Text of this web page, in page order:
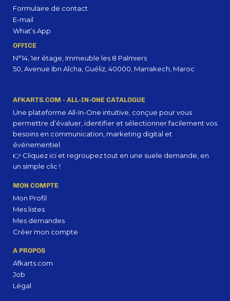
Formulaire de contact
E-mail
What’s App
OFFICE
N°14, 1er étage, Immeuble les 8 Palmiers
50, Avenue Ibn Aîcha, Guéliz, 40000, Marrakech, Maroc
AFKARTS.COM - ALL-IN-ONE CATALOGUE
Une plateforme All-In-One intuitive, conçue pour vous
permettre d’évaluer, identifier et sélectionner facilement vos
besoins en communication, marketing digital et
événementiel.
👉 Cliquez ici et regroupez tout en une suele demande, en
un simple clic !
MON COMPTE
Mon Profil
Mes listes
Mes demandes
Créer mon compte
A PROPOS
Afkarts.com
Job
Légal